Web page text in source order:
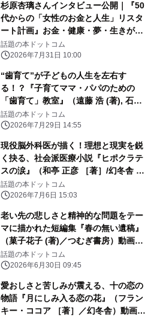
杉原杏璃さんインタビュー公開｜『50
代からの「女性のお金と人生」リスタ
ート計画』お金・健康・夢・生きがい
を語る
話題の本ドットコム
2026年7月31日 10:00
“歯育て”が子どもの人生を左右す
る！？『子育てママ・パパのための
「歯育て」教室』（遠藤 浩 (著), 石崎
勉 (著)/幻冬舎）動画公開！
話題の本ドットコム
2026年7月29日 14:55
現役脳外科医が描く！理想と現実を鋭
く抉る、社会派医療小説『ヒポクラテ
スの涙』（和亭 正彦 ［著］/幻冬舎 ）
動画公開！
話題の本ドットコム
2026年7月6日 15:03
老い先の悲しさと精神的な問題をテー
マに描かれた短編集『春の無い遺稿』
（菓子花子 (著)／つむぎ書房）動画公
開！
話題の本ドットコム
2026年6月30日 09:45
愛おしさと苦しみが震える、十の恋の
物語『月にしみ入る恋の花』（フラン
キー・ココア ［著］／幻冬舎）動画公